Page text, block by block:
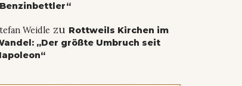
Weidle zu Rottweils Kirchen im
„Der größte Umbruch seit